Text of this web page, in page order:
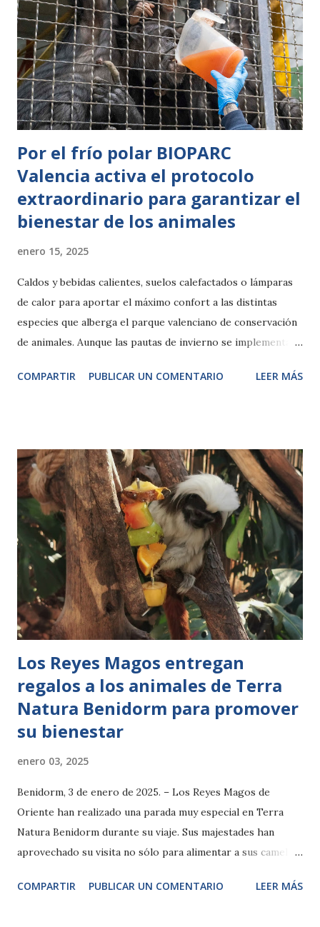
conservación marina, nuestros esfuerzos en la protección
de los ecosistemas marinos y la rehabilitación de tortugas
marinas. Actividades inmersivas como el Shark Vision Boat -
barca con fondo de cristal en el tanque de tiburones-, el
Buceo con Tiburones, Snorkel con Rayas y el 3D Cinema
Aquadome sobre las ballenas jorobadas, permitieron a m...
Por el frío polar BIOPARC
Valencia activa el protocolo
extraordinario para garantizar el
bienestar de los animales
enero 15, 2025
Caldos y bebidas calientes, suelos calefactados o lámparas
de calor para aportar el máximo confort a las distintas
especies que alberga el parque valenciano de conservación
de animales. Aunque las pautas de invierno se implementan
meteorológico y las gélidas temperaturas, el equipo
sus cobijos calefactados Miércoles, 15 de enero de 2025.-
La prevención es fundamental para la salud y una regla de
oro para centros especializados como BIOPARC Valencia
donde los criterios científicos y el “saber hacer” del equipo
profesional tienen como objetivo no solo proteger a las
especies en peligro de extinción, sino que al mismo tiempo
deben asegurar el máximo bienestar de cada uno de los más
de 6.000 animales a su cargo. Con esta premisa, se ha
implementado una serie de ...
COMPARTIR PUBLICAR UN COMENTARIO LEER MÁS
Los Reyes Magos entregan
regalos a los animales de Terra
Natura Benidorm para promover
su bienestar
enero 03, 2025
Benidorm, 3 de enero de 2025. – Los Reyes Magos de
Oriente han realizado una parada muy especial en Terra
Natura Benidorm durante su viaje. Sus majestades han
aprovechado su visita no sólo para alimentar a sus camellos
regalos entre los animales del parque. Han entregado 40
COMPARTIR PUBLICAR UN COMENTARIO LEER MÁS